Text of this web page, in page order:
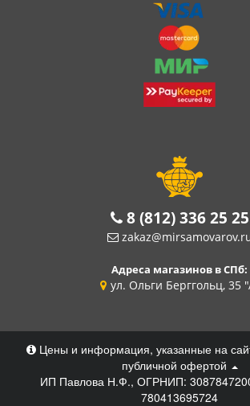
8 (812) 336 25 25
Адреса магазинов в СПб:
ул. Ольги Берггольц, 35
Цены и информация, указанные на
публичной офертой
ИП Павлова Н.Ф., ОГРНИП:
780413695724